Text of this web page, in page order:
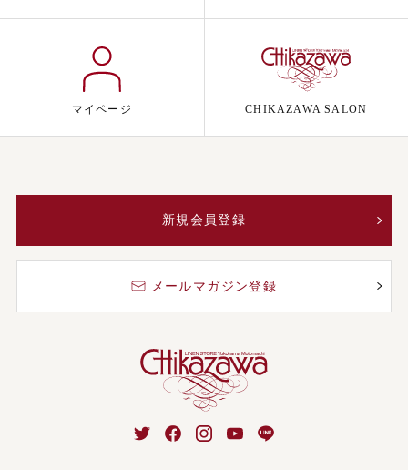
マイページ CHIKAZAWA SALON
新規会員登録
メールマガジン登録